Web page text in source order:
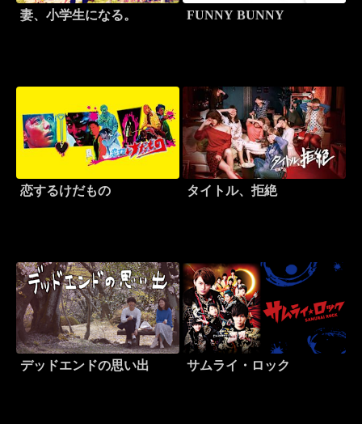
妻、小学生になる。 FUNNY BUNNY
恋するけだもの タイトル、拒絶
デッドエンドの思い出 サムライ・ロック